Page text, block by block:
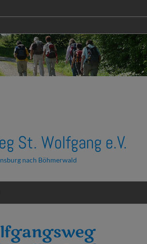
St. Wolfgang e.V.
nach Böhmerwald